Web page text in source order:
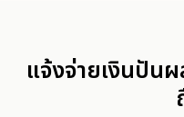
แจ้งจ่ายเงินปันผ